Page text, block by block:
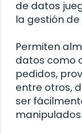
de datos
la gestión
Permiten
datos como
pedidos,
entre otros,
ser
manipulados.